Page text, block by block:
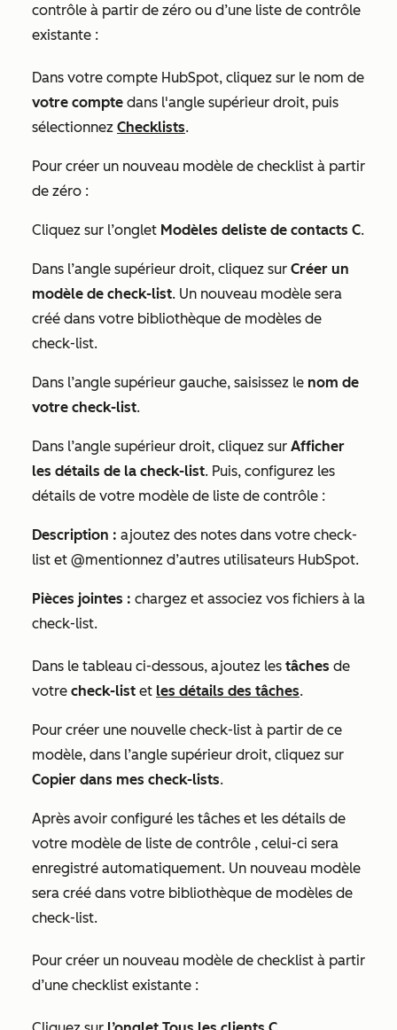
contrôle à partir de zéro ou d’une liste de contrôle
existante :
Dans votre compte HubSpot, cliquez sur le nom de
votre compte dans l'angle supérieur droit, puis
sélectionnez Checklists.
Pour créer un nouveau modèle de checklist à partir
de zéro :
Cliquez sur l’onglet Modèles deliste de contacts C.
Dans l’angle supérieur droit, cliquez sur Créer un
modèle de check-list. Un nouveau modèle sera
créé dans votre bibliothèque de modèles de
check-list.
Dans l’angle supérieur gauche, saisissez le nom de
votre check-list.
Dans l’angle supérieur droit, cliquez sur Afficher
les détails de la check-list. Puis, configurez les
détails de votre modèle de liste de contrôle :
Description : ajoutez des notes dans votre check-
list et @mentionnez d’autres utilisateurs HubSpot.
Pièces jointes : chargez et associez vos fichiers à la
check-list.
Dans le tableau ci-dessous, ajoutez les tâches de
votre check-list et les détails des tâches.
Pour créer une nouvelle check-list à partir de ce
modèle, dans l’angle supérieur droit, cliquez sur
Copier dans mes check-lists.
Après avoir configuré les tâches et les détails de
votre modèle de liste de contrôle , celui-ci sera
enregistré automatiquement. Un nouveau modèle
sera créé dans votre bibliothèque de modèles de
check-list.
Pour créer un nouveau modèle de checklist à partir
d’une checklist existante :